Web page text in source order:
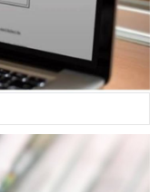
duyurdu: Vahşetin
tespit edildi